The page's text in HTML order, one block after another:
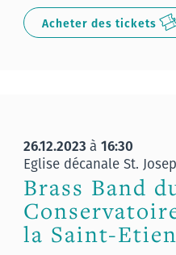
Acheter des tickets
26.12.2023 à 16:30
Eglise décanale St.
Brass Band
la Saint-